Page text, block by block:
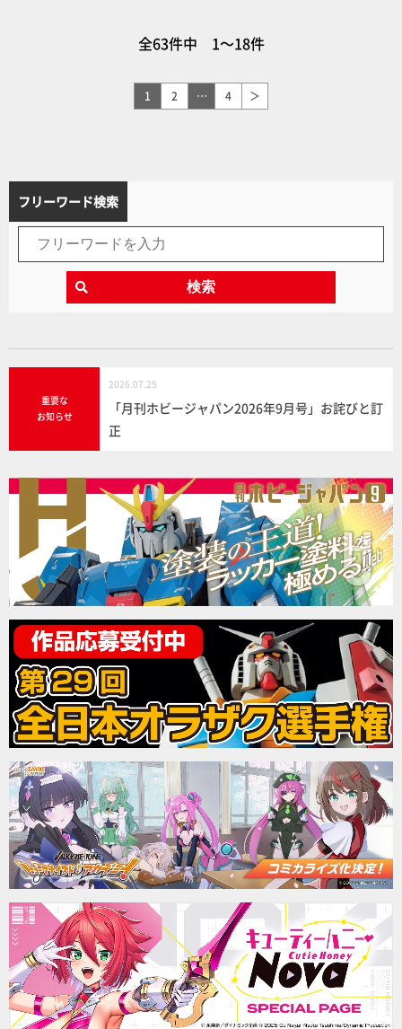
ツバイク 2ndカラー」などの
キヤコレクション2026】
全63件中 1～18件
1 2 … 4 ＞
フリーワード検索
検索
重要な
お知らせ
2026.07.25
「月刊ホビージャパン2026年9月号」お詫びと訂
正